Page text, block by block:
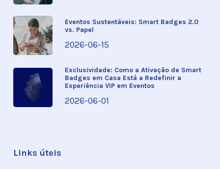
Eventos Sustentáveis: Smart Badges 2.0
vs. Papel
2026-06-15
Exclusividade: Como a Ativação de Smart
Badges em Casa Está a Redefinir a
Experiência VIP em Eventos
2026-06-01
Links úteis